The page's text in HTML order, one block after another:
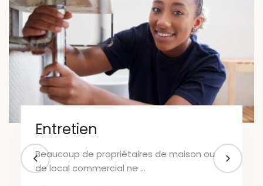
Entretien
Beaucoup de propriétaires de maison ou
de local commercial ne …